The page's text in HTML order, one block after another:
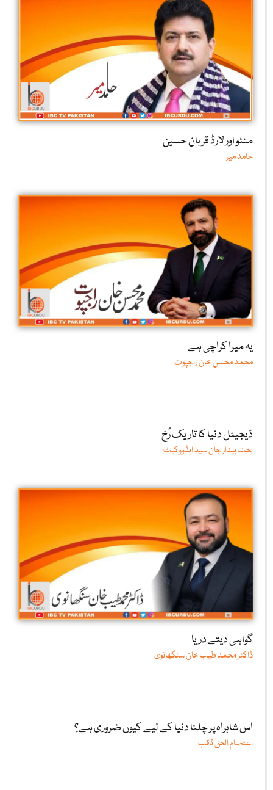
منٹو اور لارڈ قربان حسین
حامد میر
یہ میرا کراچی ہے
محمد محسن خان راجپوت
ڈیجیٹل دنیا کا تاریک رُخ
بخت بیدار جان سید ایڈووکیٹ
گواہی دیتے دریا
ڈاکٹر محمد طیب خان سنگھانوی
اس شاہراہ پر چلنا دنیا کے لیے کیوں ضروری ہے؟
اعتصام الحق ثاقب